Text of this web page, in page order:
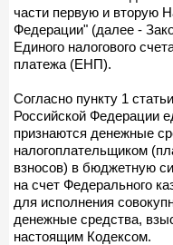
части первую и вторую
Федерации" (далее -
Единого налогового
платежа (ЕНП).
Согласно пункту 1 статьи
Российской Федерации
признаются денежные
налогоплательщиком
взносов) в бюджетную
на счет Федерального
для исполнения
денежные средства,
настоящим Кодексом.